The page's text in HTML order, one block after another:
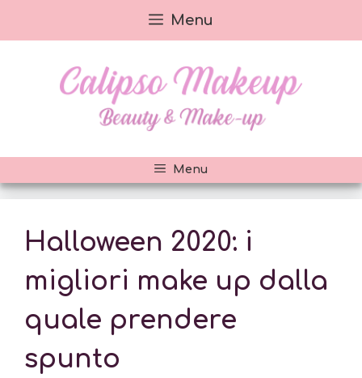
al
Menu
Menu
Halloween 2020: i
migliori make up dalla
quale prendere
spunto